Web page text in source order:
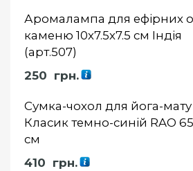
Аромалампа для ефірних
каменю 10х7.5х7.5 см Індія
(арт.507)
250 грн.
Сумка-чохол для йога-мату
Класик темно-синій RAO
см
410 грн.